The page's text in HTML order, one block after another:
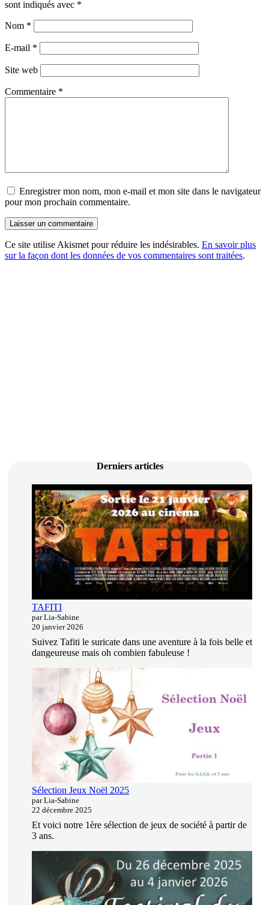
sont indiqués avec *
Nom *
E-mail *
Site web
Commentaire *
Enregistrer mon nom, mon e-mail et mon site dans le navigateur
pour mon prochain commentaire.
Ce site utilise Akismet pour réduire les indésirables. En savoir plus
sur la façon dont les données de vos commentaires sont traitées.
Derniers articles
TAFITI
par Lia-Sabine
20 janvier 2026
Suivez Tafiti le suricate dans une aventure à la fois belle et
dangeureuse mais oh combien fabuleuse !
Sélection Jeux Noël 2025
par Lia-Sabine
22 décembre 2025
Et voici notre 1ère sélection de jeux de société à partir de
3 ans.